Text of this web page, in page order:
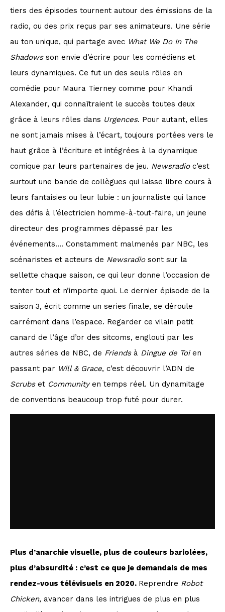
tiers des épisodes tournent autour des émissions de la
radio, ou des prix reçus par ses animateurs. Une série
au ton unique, qui partage avec What We Do In The
Shadowsson envie d’écrire pour les comédiens et
leurs dynamiques. Ce fut un des seuls rôles en
comédie pour Maura Tierney comme pour Khandi
Alexander, qui connaîtraient le succès toutes deux
grâce à leurs rôles dans Urgences. Pour autant, elles
ne sont jamais mises à l’écart, toujours portées vers le
haut grâce à l’écriture et intégrées à la dynamique
comique par leurs partenaires de jeu. Newsradioc’est
surtout une bande de collègues qui laisse libre cours à
leurs fantaisies ou leur lubie : un journaliste qui lance
des défis à l’électricien homme-à-tout-faire, un jeune
directeur des programmes dépassé par les
événements…. Constamment malmenés par NBC, les
scénaristes et acteurs de Newsradiosont sur la
sellette chaque saison, ce qui leur donne l’occasion de
tenter tout et n’importe quoi. Le dernier épisode de la
saison 3, écrit comme un series finale, se déroule
carrément dans l’espace. Regarder ce vilain petit
canard de l’âge d’or des sitcoms, englouti par les
autres séries de NBC, de Friends à Dingue de Toien
passant par Will & Grace, c’est découvrir l’ADN de
Scrubset Communityen temps réel. Un dynamitage
de conventions beaucoup trop futé pour durer.
Plus d’anarchie visuelle, plus de couleurs bariolées,
plus d’absurdité : c’est ce que je demandais de mes
rendez-vous télévisuels en 2020. Reprendre Robot
Chicken, avancer dans les intrigues de plus en plus